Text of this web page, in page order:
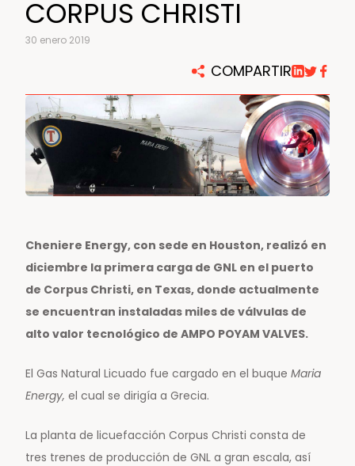
CORPUS CHRISTI
30 enero 2019
COMPARTIR
Cheniere Energy, con sede en Houston, realizó en
diciembre la primera carga de GNL en el puerto
de Corpus Christi, en Texas, donde actualmente
se encuentran instaladas miles de válvulas de
alto valor tecnológico de AMPO POYAM VALVES.
El Gas Natural Licuado fue cargado en el buque Maria
Energy, el cual se dirigía a Grecia.
La planta de licuefacción Corpus Christi consta de
tres trenes de producción de GNL a gran escala, así